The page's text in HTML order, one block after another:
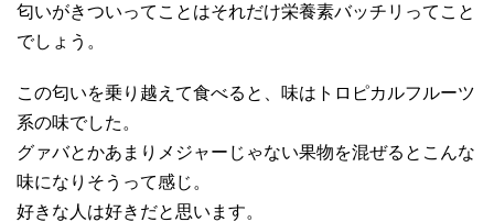
匂いがきついってことはそれだけ栄養素バッチリってこと
でしょう。
この匂いを乗り越えて食べると、味はトロピカルフルーツ
系の味でした。
グァバとかあまりメジャーじゃない果物を混ぜるとこんな
味になりそうって感じ。
好きな人は好きだと思います。